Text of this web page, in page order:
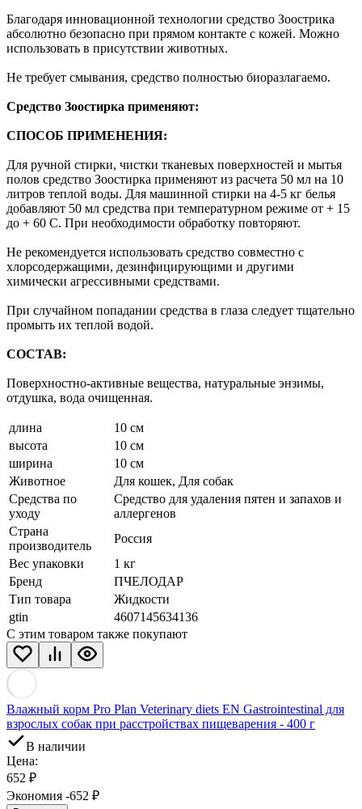
Благодаря инновационной технологии средство Зоострика
абсолютно безопасно при прямом контакте с кожей. Можно
использовать в присутствии животных.
Не требует смывания, средство полностью биоразлагаемо.
Средство Зоостирка применяют:
СПОСОБ ПРИМЕНЕНИЯ:
Для ручной стирки, чистки тканевых поверхностей и мытья
полов средство Зоостирка применяют из расчета 50 мл на 10
литров теплой воды. Для машинной стирки на 4-5 кг белья
добавляют 50 мл средства при температурном режиме от + 15
до + 60 С. При необходимости обработку повторяют.
Не рекомендуется использовать средство совместно с
хлорсодержащими, дезинфицирующими и другими
химически агрессивными средствами.
При случайном попадании средства в глаза следует тщательно
промыть их теплой водой.
СОСТАВ:
Поверхностно-активные вещества, натуральные энзимы,
отдушка, вода очищенная.
длина
10 см
высота
10 см
ширина
10 см
Животное
Для кошек, Для собак
Средства по
уходу
Средство для удаления пятен и запахов и
аллергенов
Страна
производитель
Россия
Вес упаковки
1 кг
Бренд
ПЧЕЛОДАР
Тип товара
Жидкости
gtin
4607145634136
С этим товаром также покупают
Влажный корм Pro Plan Veterinary diets EN Gastrointestinal для
взрослых собак при расстройствах пищеварения - 400 г
В наличии
Цена:
652 ₽
Экономия -652 ₽